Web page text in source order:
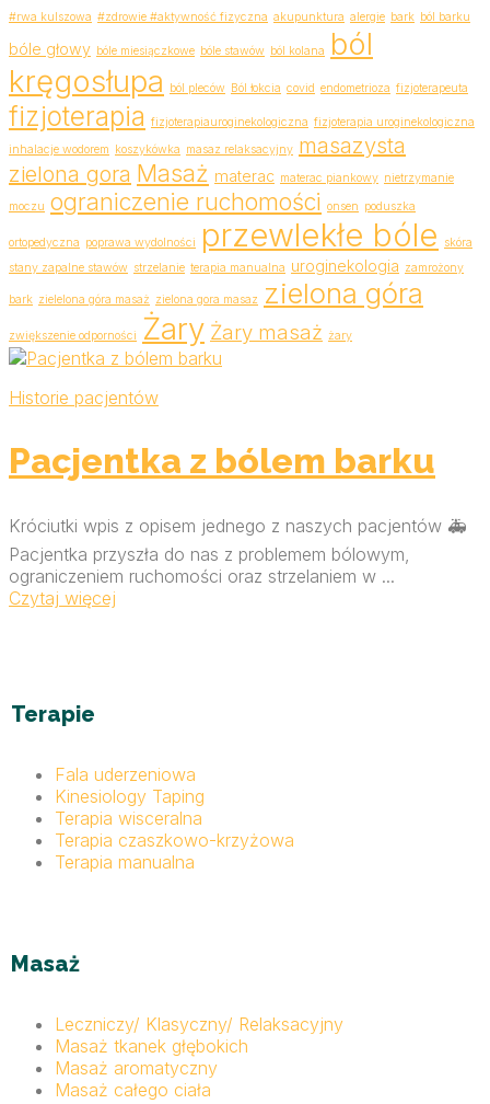
#rwa kulszowa #zdrowie #aktywność fizyczna akupunktura alergie bark ból barku
bóle głowy bóle miesiączkowe bóle stawów ból kolana
ból
kręgosłupa
ból pleców Ból łokcia covid endometrioza fizjoterapeuta
fizjoterapia fizjoterapiauroginekologiczna fizjoterapia uroginekologiczna
inhalacje wodorem koszykówka masaz relaksacyjny masazysta
zielona gora Masaż materac materac piankowy nietrzymanie
moczu ograniczenie ruchomości onsen poduszka
ortopedyczna poprawa wydolności przewlekłe bóle
skóra
stany zapalne stawów strzelanie terapia manualna uroginekologia zamrożony
bark zielelona góra masaż zielona gora masaz zielona góra
zwiększenie odporności Żary Żary masaż żary
Historie pacjentów
Pacjentka z bólem barku
Króciutki wpis z opisem jednego z naszych pacjentów 🚑
Pacjentka przyszła do nas z problemem bólowym,
ograniczeniem ruchomości oraz strzelaniem w ...
Czytaj więcej
Terapie
Fala uderzeniowa
Kinesiology Taping
Terapia wisceralna
Terapia czaszkowo-krzyżowa
Terapia manualna
Masaż
Leczniczy/ Klasyczny/ Relaksacyjny
Masaż tkanek głębokich
Masaż aromatyczny
Masaż całego ciała